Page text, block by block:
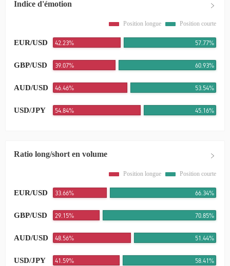
Indice d'émotion
Position longue Position courte
EUR/USD 42.23% 57.77%
GBP/USD 39.11% 60.89%
AUD/USD 46.46% 53.54%
USD/JPY 54.81% 45.19%
Ratio long/short en volume
Position longue Position courte
EUR/USD 33.66% 66.34%
GBP/USD 29.16% 70.84%
AUD/USD 48.51% 51.49%
USD/JPY 41.6% 58.4%